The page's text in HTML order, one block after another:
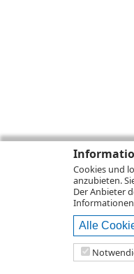
Cookies und
anzubieten.
Der Anbieter
Alle